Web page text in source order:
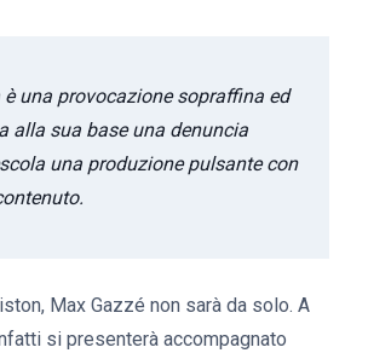
una provocazione sopraffina ed
alla sua base una denuncia
una produzione pulsante con
Max Gazzé non sarà da solo. A
si presenterà accompagnato